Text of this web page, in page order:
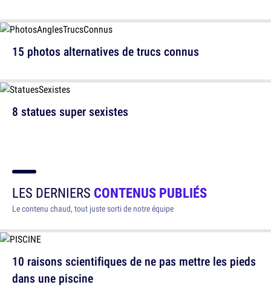
15 photos alternatives de trucs connus
8 statues super sexistes
LES DERNIERS CONTENUS PUBLIÉS
Le contenu chaud, tout juste sorti de notre équipe
10 raisons scientifiques de ne pas mettre les pieds
dans une piscine